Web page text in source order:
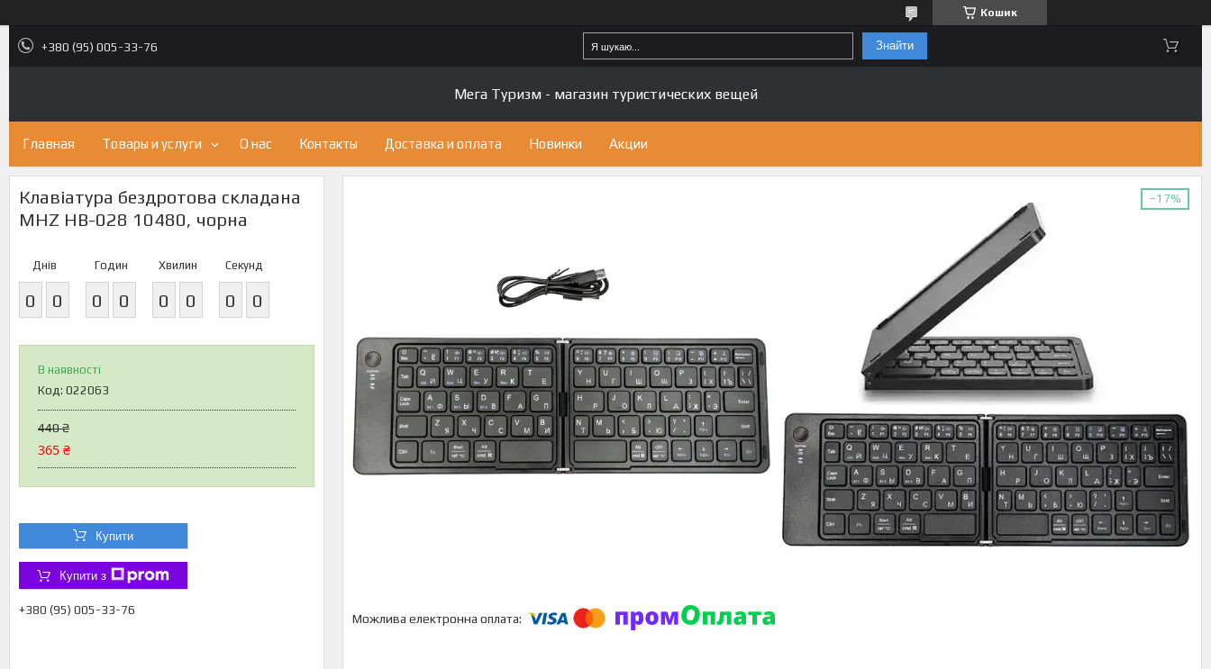
Кошик
+380 (95) 005-33-76 Знайти
Мега Туризм - магазин туристических вещей
Главная Товары и услуги О нас Контакты Доставка и оплата Новинки Акции
Клавіатура бездротова складана
MHZ HB-028 10480, чорна
Днів
0 0
Годин
0 0
Хвилин
0 0
Секунд
0 0
В наявності
Код: 022063
440 ₴
365 ₴
Купити
Купити з
+380 (95) 005-33-76
–17%